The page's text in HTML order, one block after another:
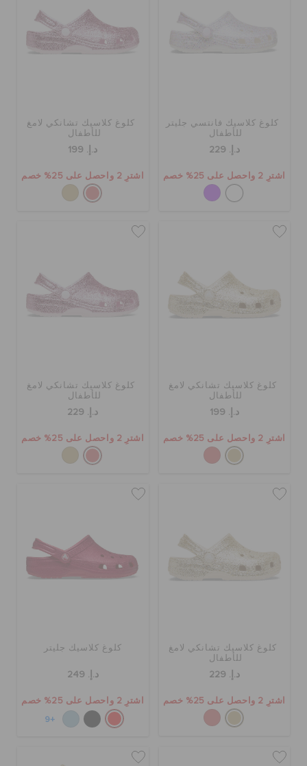
كلوغ كلاسيك فانتسي جليتر
للأطفال
د.إ. 229
اشترِ 2 واحصل على 25% خصم
كلوغ كلاسيك تشانكي لامغ
للأطفال
د.إ. 199
اشترِ 2 واحصل على 25% خصم
كلوغ كلاسيك تشانكي لامغ
للأطفال
د.إ. 199
اشترِ 2 واحصل على 25% خصم
كلوغ كلاسيك تشانكي لامغ
للأطفال
د.إ. 229
اشترِ 2 واحصل على 25% خصم
كلوغ كلاسيك تشانكي لامغ
للأطفال
د.إ. 229
اشترِ 2 واحصل على 25% خصم
كلوغ كلاسيك جليتر
د.إ. 249
اشترِ 2 واحصل على 25% خصم
+9